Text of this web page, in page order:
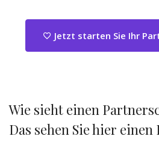
Jetzt starten Sie Ihr
Wie sieht einen
Das sehen Sie hier einen